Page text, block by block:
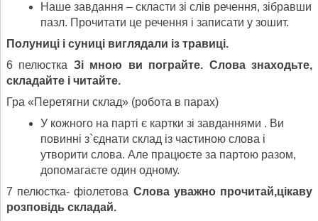
Наше завдання – скласти зі слів речення, зібравши
пазл. Прочитати це речення і записати у зошит.
Полуниці і суниці виглядали із травиці.
6 пелюстка Зі мною ви пограйте. Слова знаходьте,
складайте і читайте.
Гра «Перетягни склад» (робота в парах)
У кожного на парті є картки зі завданнями . Ви
повинні з`єднати склад із частиною слова і
утворити слова. Але працюєте за партою разом,
допомагаєте один одному.
7 пелюстка- фіолетова Слова уважно прочитай,цікаву
розповідь складай.